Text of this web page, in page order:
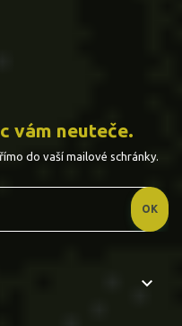
vám neuteče.
do vaší mailové schránky.
keyboard_arrow_down